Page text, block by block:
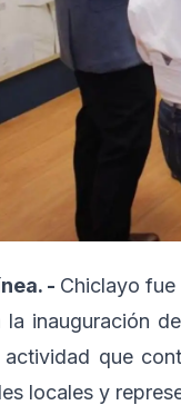
- Chiclayo
inauguración de
actividad que
locales y